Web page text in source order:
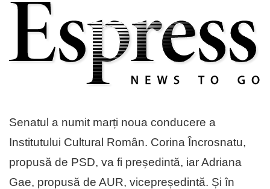
Senatul a numit marți noua conducere a
Institutului Cultural Român. Corina Încrosnatu,
propusă de PSD, va fi președintă, iar Adriana
Gae, propusă de AUR, vicepreședintă. Și în